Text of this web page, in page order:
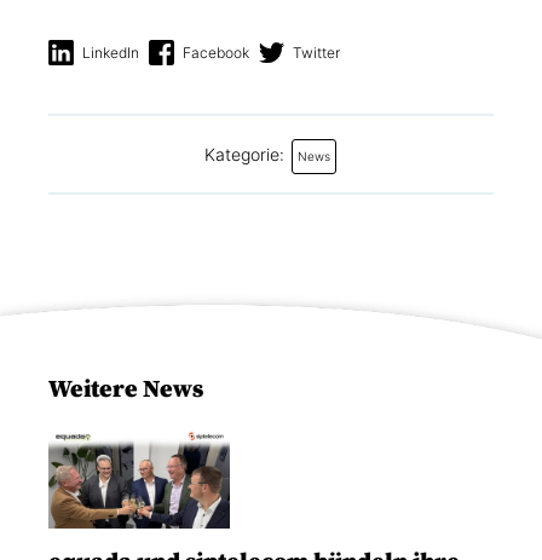
LinkedIn Facebook Twitter
Kategorie: News
Weitere News